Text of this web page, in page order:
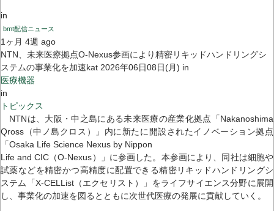
in
bmt配信ニュース
1ヶ月 4週 ago
NTN、未来医療拠点O-Nexus参画により精密リキッドハンドリングシ
ステムの事業化を加速kat 2026年06日08日(月) in
医療機器
in
トピックス
NTNは、大阪・中之島にある未来医療の産業化拠点「Nakanoshima
Qross（中ノ島クロス）」内に新たに開設されたイノベーション拠点
「Osaka Life Science Nexus by Nippon
Life and CIC（O-Nexus）」に参画した。本参画により、同社は細胞や
試薬などを精密かつ高精度に配置できる精密リキッドハンドリングシ
ステム「X-CELList（エクセリスト）」をライフサイエンス分野に展開
し、事業化の加速を図るとともに次世代医療の発展に貢献していく。